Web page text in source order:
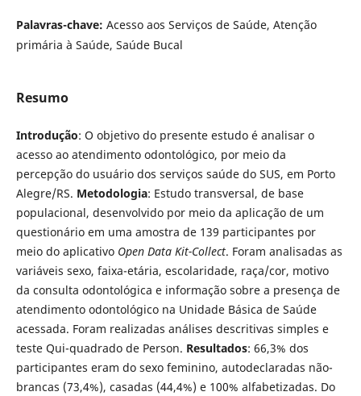
Palavras-chave: Acesso aos Serviços de Saúde, Atenção
primária à Saúde, Saúde Bucal
Resumo
Introdução: O objetivo do presente estudo é analisar o
acesso ao atendimento odontológico, por meio da
percepção do usuário dos serviços saúde do SUS, em Porto
Alegre/RS. Metodologia: Estudo transversal, de base
populacional, desenvolvido por meio da aplicação de um
questionário em uma amostra de 139 participantes por
meio do aplicativo Open Data Kit-Collect. Foram analisadas as
variáveis sexo, faixa-etária, escolaridade, raça/cor, motivo
da consulta odontológica e informação sobre a presença de
atendimento odontológico na Unidade Básica de Saúde
acessada. Foram realizadas análises descritivas simples e
teste Qui-quadrado de Person. Resultados: 66,3% dos
participantes eram do sexo feminino, autodeclaradas não-
brancas (73,4%), casadas (44,4%) e 100% alfabetizadas. Do